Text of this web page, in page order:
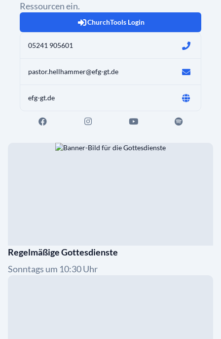
Ressourcen ein.
ChurchTools Login
05241 905601
pastor.hellhammer@efg-gt.de
efg-gt.de
Regelmäßige Gottesdienste
Sonntags um 10:30 Uhr